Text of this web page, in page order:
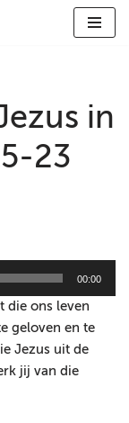
in
23
00:00
die ons leven
geloven en te
Jezus uit de
jij van die